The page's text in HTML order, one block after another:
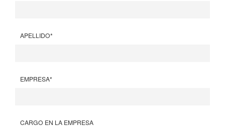
APELLIDO*
EMPRESA*
CARGO EN LA EMPRESA